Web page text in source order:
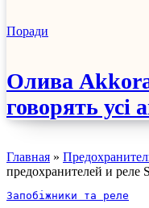
Поради
Олива
говорять усі
Чесний
Главная »
предохранителей и реле
Запобіжники та реле